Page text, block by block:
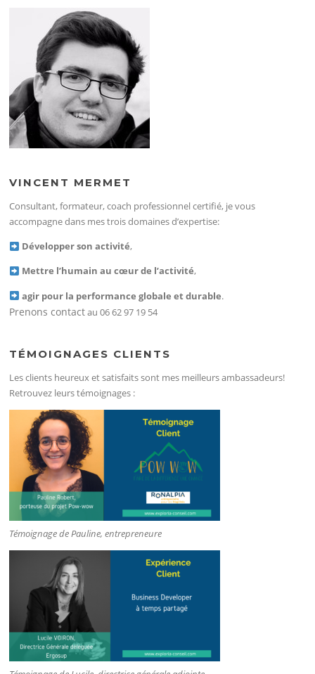
VINCENT MERMET
Consultant, formateur, coach professionnel certifié, je vous
accompagne dans mes trois domaines d’expertise:
Développer son activité,
Mettre l’humain au cœur de l’activité,
agir pour la performance globale et durable.
Prenons contactau 06 62 97 19 54
TÉMOIGNAGES CLIENTS
Les clients heureux et satisfaits sont mes meilleurs ambassadeurs!
Retrouvez leurs témoignages :
Témoignage de Pauline, entrepreneure